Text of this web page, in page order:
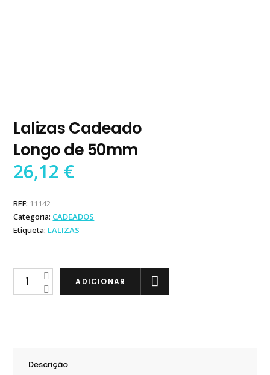
Lalizas Cadeado
Longo de 50mm
26,12 €
REF: 11142
Categoria: CADEADOS
Etiqueta: LALIZAS
Lalizas
Cadeado
ADICIONAR
Descrição